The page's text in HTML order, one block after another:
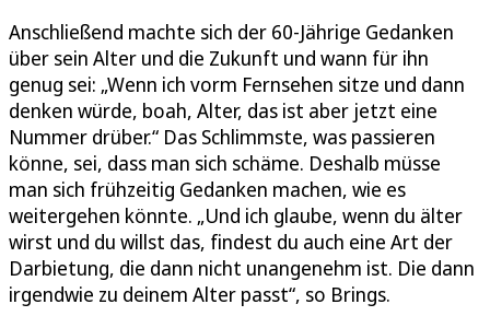
Anschließend machte sich der 60-Jährige Gedanken
über sein Alter und die Zukunft und wann für ihn
genug sei: „Wenn ich vorm Fernsehen sitze und dann
denken würde, boah, Alter, das ist aber jetzt eine
Nummer drüber.“ Das Schlimmste, was passieren
könne, sei, dass man sich schäme. Deshalb müsse
man sich frühzeitig Gedanken machen, wie es
weitergehen könnte. „Und ich glaube, wenn du älter
wirst und du willst das, findest du auch eine Art der
Darbietung, die dann nicht unangenehm ist. Die dann
irgendwie zu deinem Alter passt“, so Brings.